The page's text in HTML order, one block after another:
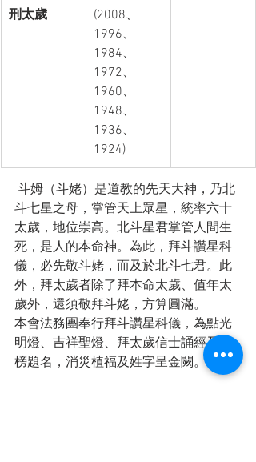
刑太歲
(2008、
1996、
1984、
1972、
1960、
1948、
1936、
1924)
斗姆（斗姥）是道教的先天大神，乃北
斗七星之母，掌管天上眾星，統率六十
太歲，地位崇高。北斗星君掌管人間生
死，是人的本命神。為此，拜斗讚星科
儀，必先敬斗姥，而及於北斗七君。此
外，拜太歲者除了拜本命太歲、值年太
歲外，還須敬拜斗姥，方算圓滿。
本會法務團奉行拜斗讚星科儀，為點光
明燈、吉祥聖燈、拜太歲信士誦經及金
榜題名，消災植福及姓字呈金闕。